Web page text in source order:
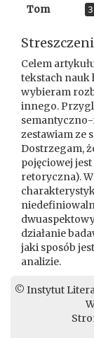
Tom
Celem
tekstach nauk
wybieram
innego.
zestawiam ze
Dostrzegam,
pojęciowej
retoryczna).
działanie
jaki sposób
analizie.
© Instytut